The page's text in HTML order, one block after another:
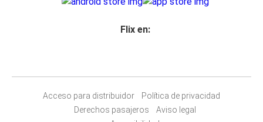
Flix en:
Acceso para distribuidor
Política de privacidad
Derechos pasajeros
Aviso legal